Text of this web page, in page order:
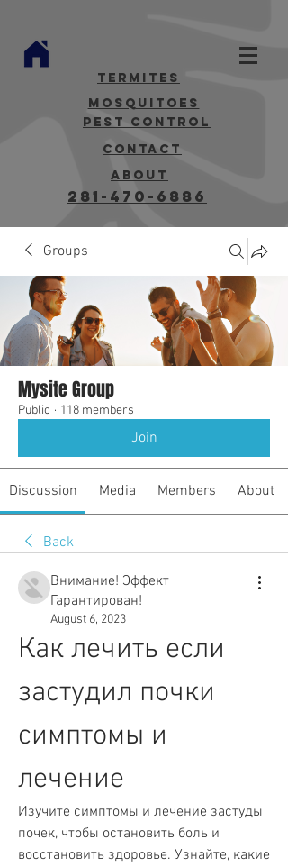
termites
mosquitoes
Pest Control
contact
about
281-470-6886
Groups
Mysite Group
Public · 118 members
Join
Discussion Media Members About
Back
Внимание! Эффект
Гарантирован!
August 6, 2023
Как лечить если
застудил почки
симптомы и
лечение
Изучите симптомы и лечение застуды
почек, чтобы остановить боль и
восстановить здоровье. Узнайте, какие